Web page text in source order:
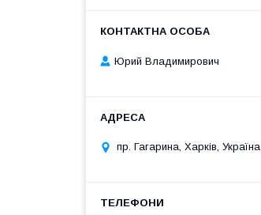
Юрий Владимирович
пр. Гагарина, Харків, Україна